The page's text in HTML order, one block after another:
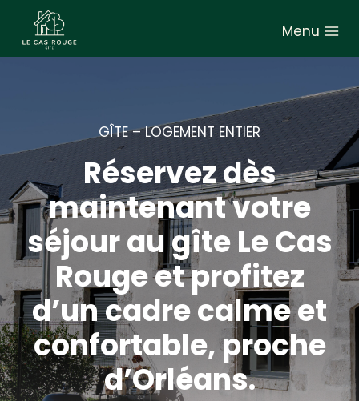
l
n
n
u
Menu
GÎTE – LOGEMENT ENTIER
Réservez dès
maintenant votre
séjour au gîte Le Cas
Rouge et profitez
d’un cadre calme et
confortable, proche
d’Orléans.